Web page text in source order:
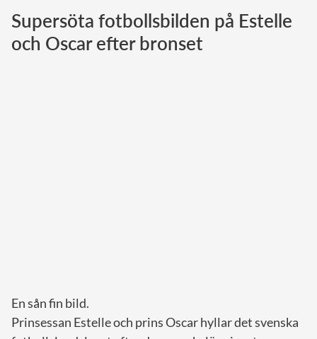
Norska kungahuset
Danska kungahuset
Supersöta fotbollsbilden på Estelle
och Oscar efter bronset
En sån fin bild.
Prinsessan Estelle och prins Oscar hyllar det svenska